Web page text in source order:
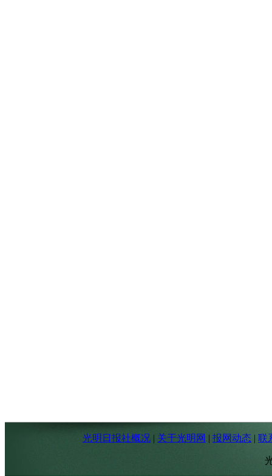
光明日报社概况 | 关于光明网 | 报网动态 | 联